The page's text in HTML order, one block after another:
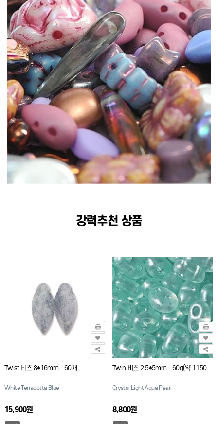
강력추천 상품
Twist 비즈 8*16mm - 60개
White Terracotta Blue
15,900원
Twin 비즈 2.5*5mm - 60g(약 1150개)
Crystal Light Aqua Pearl
8,800원